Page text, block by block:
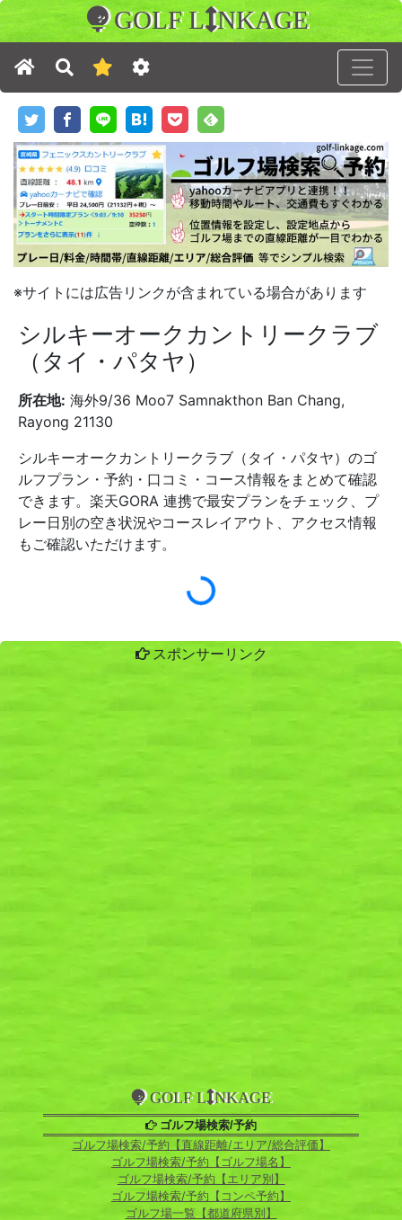
GOLF L NKAGE
※サイトには広告リンクが含まれている場合があります
シルキーオークカントリークラブ
（タイ・パタヤ）
所在地: 海外9/36 Moo7 Samnakthon Ban Chang,
Rayong 21130
シルキーオークカントリークラブ（タイ・パタヤ）のゴ
ルフプラン・予約・口コミ・コース情報をまとめて確認
できます。楽天GORA 連携で最安プランをチェック、プ
レー日別の空き状況やコースレイアウト、アクセス情報
もご確認いただけます。
スポンサーリンク
GOLF L NKAGE
ゴルフ場検索/予約
ゴルフ場検索/予約【直線距離/エリア/総合評価】
ゴルフ場検索/予約【ゴルフ場名】
ゴルフ場検索/予約【エリア別】
ゴルフ場検索/予約【コンペ予約】
ゴルフ場一覧【都道府県別】